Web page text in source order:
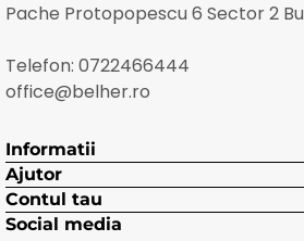
Pache Protopopescu 6 Sector 2
Telefon: 0722466444
office@belher.ro
Informatii
Ajutor
Contul tau
Social media